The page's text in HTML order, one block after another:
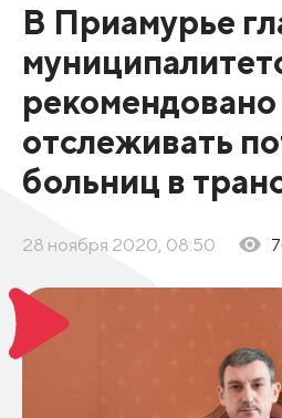
В Приамурье
рекомендовано
отслеживать
больниц в
28 ноября 2020, 08:50